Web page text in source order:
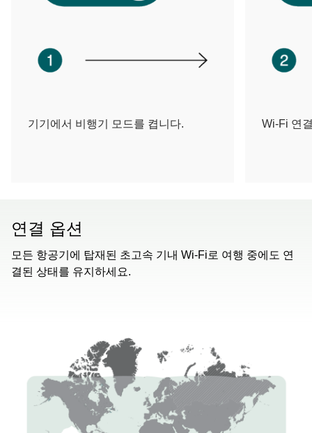
기기에서 비행기 모드를 켭니다. Wi-Fi 연
연결 옵션
모든 항공기에 탑재된 초고속 기내 Wi-Fi로 여행 중에도 연
결된 상태를 유지하세요.